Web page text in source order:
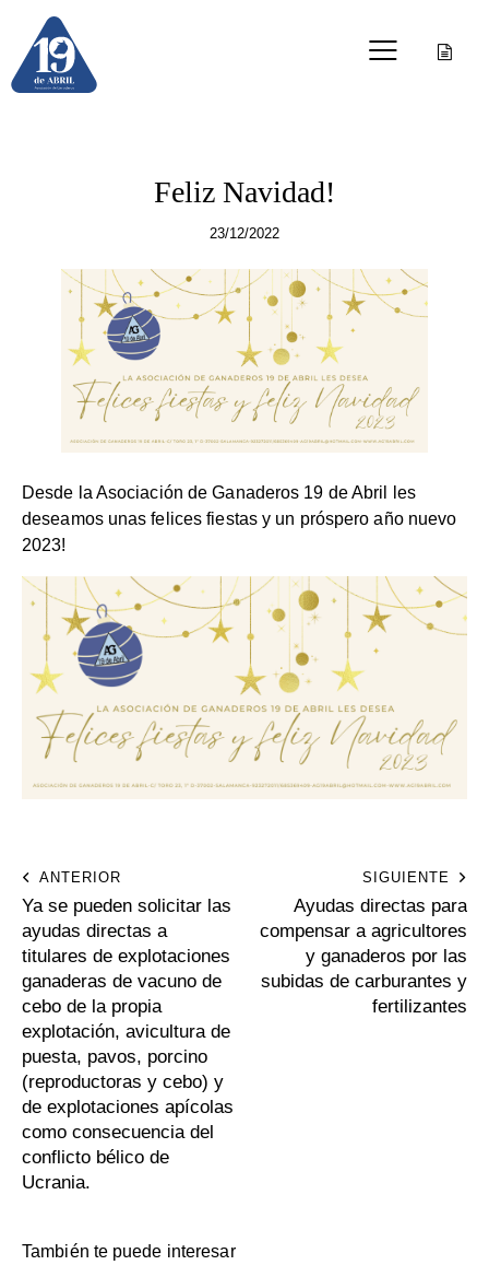
Feliz Navidad!
23/12/2022
Desde la Asociación de Ganaderos 19 de Abril les
deseamos unas felices fiestas y un próspero año nuevo
2023!
ANTERIOR
Ya se pueden solicitar las
ayudas directas a
titulares de explotaciones
ganaderas de vacuno de
cebo de la propia
explotación, avicultura de
puesta, pavos, porcino
(reproductoras y cebo) y
de explotaciones apícolas
como consecuencia del
conflicto bélico de
Ucrania.
SIGUIENTE
Ayudas directas para
compensar a agricultores
y ganaderos por las
subidas de carburantes y
fertilizantes
También te puede interesar